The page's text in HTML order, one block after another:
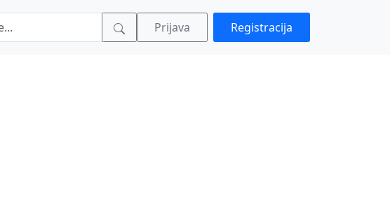
Prijava Registracija